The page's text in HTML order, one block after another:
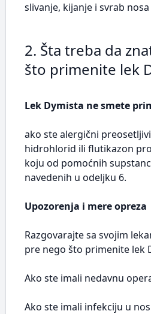
slivanje, kijanje i svrab
2. Šta treba da
što primenite lek
Lek Dymista ne smete
ako ste alergični
hidrohlorid ili flutikazon
koju od pomoćnih
navedenih u odeljku 6.
Upozorenja i mere opreza
Razgovarajte sa svojim
pre nego što primenite lek
Ako ste imali nedavnu
Ako ste imali infekciju u